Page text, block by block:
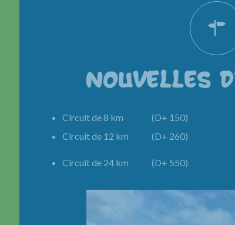
NOUVELLES
Circuit de 8 km (D+ 150)
Circuit de 12 km (D+ 260)
Circuit de 24 km (D+ 550)